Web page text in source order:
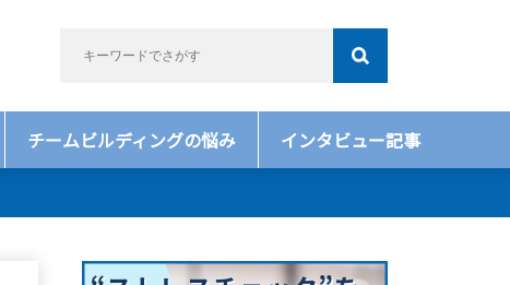
チームビルディングの悩み インタビュー記事